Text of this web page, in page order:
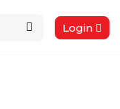
Login